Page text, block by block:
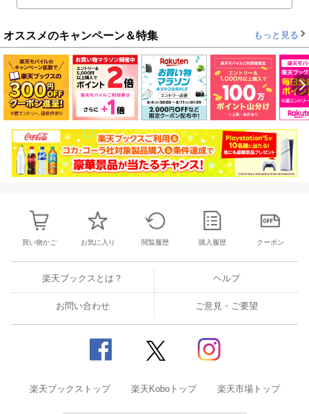
オススメのキャンペーン＆特集 もっと見る
買い物かご お気に入り 閲覧履歴 購入履歴 クーポン
楽天ブックスとは？ ヘルプ
お問い合わせ ご意見・ご要望
楽天ブックストップ 楽天Koboトップ 楽天市場トップ